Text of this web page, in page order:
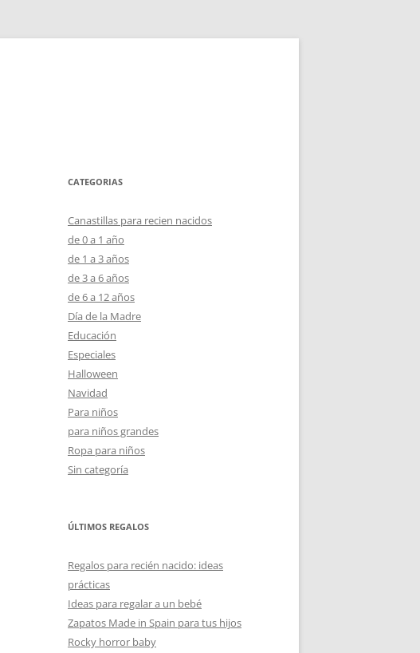
CATEGORIAS
Canastillas para recien nacidos
de 0 a 1 año
de 1 a 3 años
de 3 a 6 años
de 6 a 12 años
Día de la Madre
Educación
Especiales
Halloween
Navidad
Para niños
para niños grandes
Ropa para niños
Sin categoría
ÚLTIMOS REGALOS
Regalos para recién nacido: ideas
prácticas
Ideas para regalar a un bebé
Zapatos Made in Spain para tus hijos
Rocky horror baby